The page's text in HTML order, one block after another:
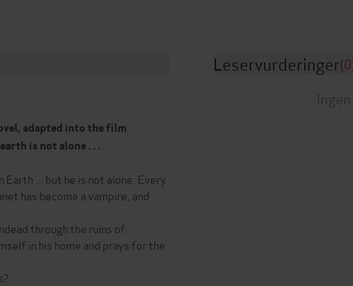
adapted into the film
is not alone . . .
... but he is not alone. Every
has become a vampire, and
through the ruins of
in his home and prays for the
Leservurderinger